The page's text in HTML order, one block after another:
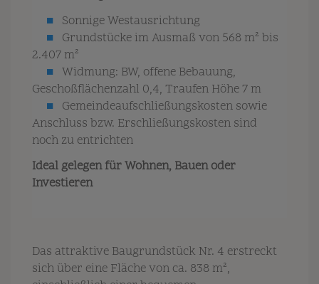
■ Sonnige Westausrichtung
■ Grundstücke im Ausmaß von 568 m² bis
2.407 m²
■ Widmung: BW, offene Bebauung,
Geschoßflächenzahl 0,4, Traufen Höhe 7 m
■ Gemeindeaufschließungskosten sowie
Anschluss bzw. Erschließungskosten sind
noch zu entrichten
Ideal gelegen für Wohnen, Bauen oder
Investieren
Das attraktive Baugrundstück Nr. 4 erstreckt
sich über eine Fläche von ca. 838 m²,